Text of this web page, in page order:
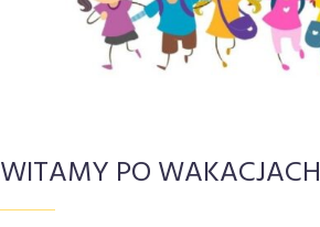
WITAMY PO WAKACJACH